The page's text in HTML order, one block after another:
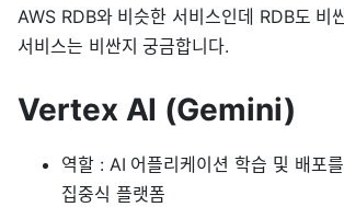
AWS RDB와 비슷한 서비스인데 RDB도 비
서비스는 비싼지 궁금합니다.
Vertex AI (Gemini)
역할 : AI 어플리케이션 학습 및 배포
집중식 플랫폼